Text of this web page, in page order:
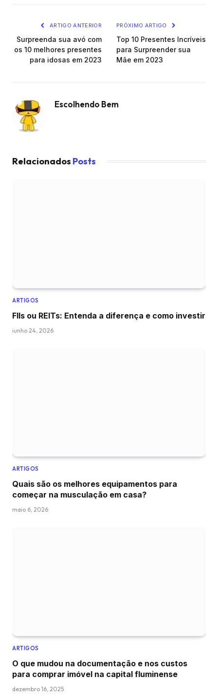
ARTIGO ANTERIOR
Surpreenda sua avó com
os 10 melhores presentes
para idosas em 2023
PRÓXIMO ARTIGO
Top 10 Presentes Incríveis
para Surpreender sua
Mãe em 2023
Escolhendo Bem
Relacionados Posts
ARTIGOS
FIIs ou REITs: Entenda a diferença e como investir
junho 24, 2026
ARTIGOS
Quais são os melhores equipamentos para
começar na musculação em casa?
maio 6, 2026
ARTIGOS
O que mudou na documentação e nos custos
para comprar imóvel na capital fluminense
dezembro 16, 2025